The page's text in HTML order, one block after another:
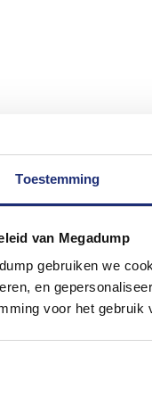
Toestemming
van Megadump
gebruiken we
en
voor het gebruik
delen. Deel jouw